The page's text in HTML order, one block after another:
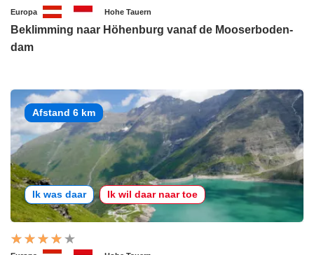
Europa Hohe Tauern
Beklimming naar Höhenburg vanaf de Mooserboden-
dam
Afstand 6 km
Ik was daar Ik wil daar naar toe